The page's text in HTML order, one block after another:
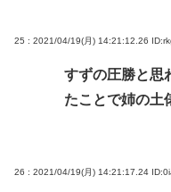
25 : 2021/04/19(月) 14:21:12.26
すずの圧勝と思
たことで姉の土
26 : 2021/04/19(月) 14:21:17.24